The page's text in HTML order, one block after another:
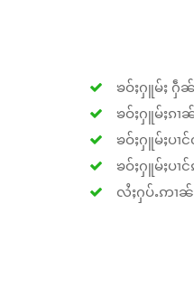
ၶဝ်ႈႁူမ်ႈ ႁဵ
ၶဝ်ႈႁူမ်ႈၵၢ
ၶဝ်ႈႁူမ်ႈပ
ၶဝ်ႈႁူမ်ႈပၢ
လႆႈႁပ်ႉဢၢၼ်